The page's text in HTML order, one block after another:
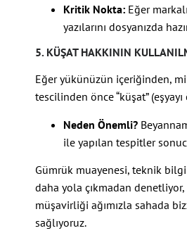
Kritik Nokta: Eğer
yazılarını dosyanızda
5. KÜŞAT HAKKININ
Eğer yükünüzün içeriğinden,
tescilinden önce “küşat”
Neden Önemli?
ile yapılan tespitler
Gümrük muayenesi, teknik
daha yola çıkmadan
müşavirliği ağımızla sahada
sağlıyoruz.